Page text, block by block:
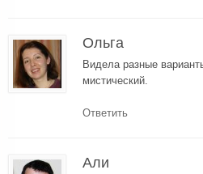
Ольга
Видела разные
мистический.
Ответить
Али